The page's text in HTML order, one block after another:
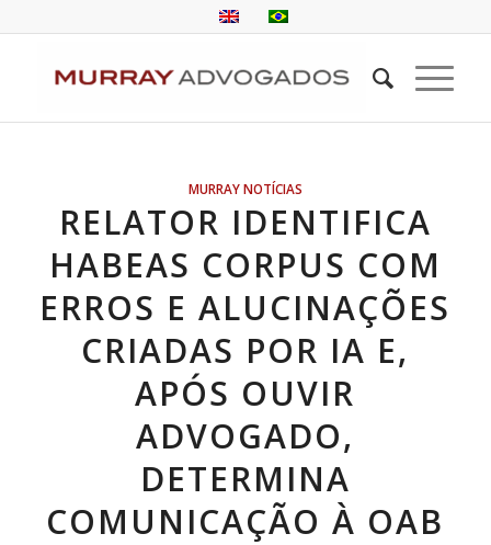
MURRAY NOTÍCIAS
RELATOR IDENTIFICA
HABEAS CORPUS COM
ERROS E ALUCINAÇÕES
CRIADAS POR IA E,
APÓS OUVIR
ADVOGADO,
DETERMINA
COMUNICAÇÃO À OAB